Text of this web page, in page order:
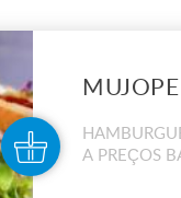
A PREÇOS